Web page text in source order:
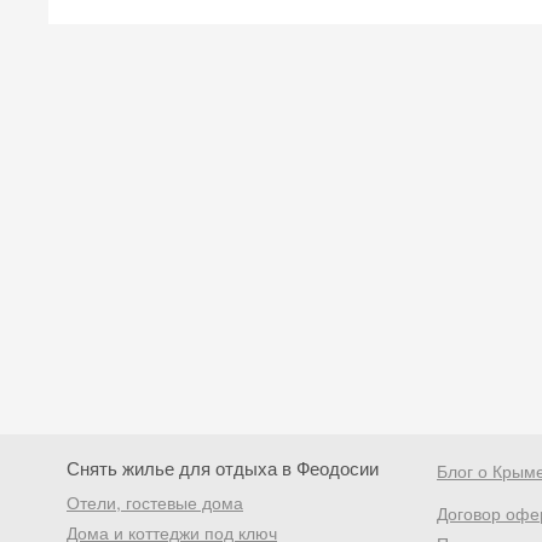
Снять жилье для отдыха в Феодосии
Отели, гостевые дома
Дома и коттеджи под ключ
Блог о
Договор